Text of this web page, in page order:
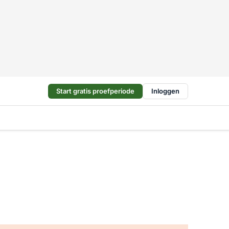
Start gratis proefperiode Inloggen